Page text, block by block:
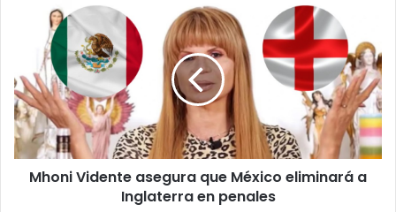
Vidente
asegura
México
eliminará
a
Inglaterra
en
penales
Mhoni Vidente asegura que México eliminará a
Inglaterra en penales